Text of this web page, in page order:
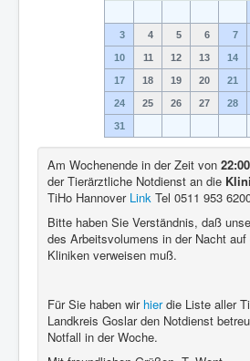
3 4 5 6 7
10 11 12 13 14
17 18 19 20 21
24 25 26 27 28
31
Am Wochenende in der Zeit von
der Tierärztliche Notdienst an die
TiHo Hannover Link Tel 0511 953
Bitte haben Sie Verständnis, daß
des Arbeitsvolumens in der Nacht auf
Kliniken verweisen muß.
Für Sie haben wir hierdie Liste aller
Landkreis Goslar den Notdienst
Notfall in der Woche.